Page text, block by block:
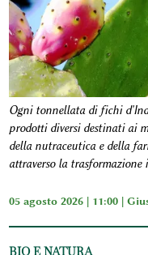
Ogni tonnellata di fichi
prodotti diversi destinati ai
della nutraceutica e della
attraverso la trasformazione
05 agosto 2026 | 11:00 |
BIO E NATURA